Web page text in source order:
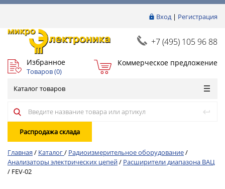
Вход| Регистрация
+7 (495) 105 96 88
Избранное
Товаров (0)
Коммерческое предложение
Каталог товаров
Распродажа склада
Главная / Каталог/ Радиоизмерительное оборудование/
Анализаторы электрических цепей/ Расширители диапазона ВАЦ
/ FEV-02